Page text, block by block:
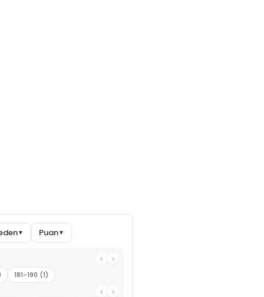
▼ Puan▼
‹
›
181-190 (1)
‹
›